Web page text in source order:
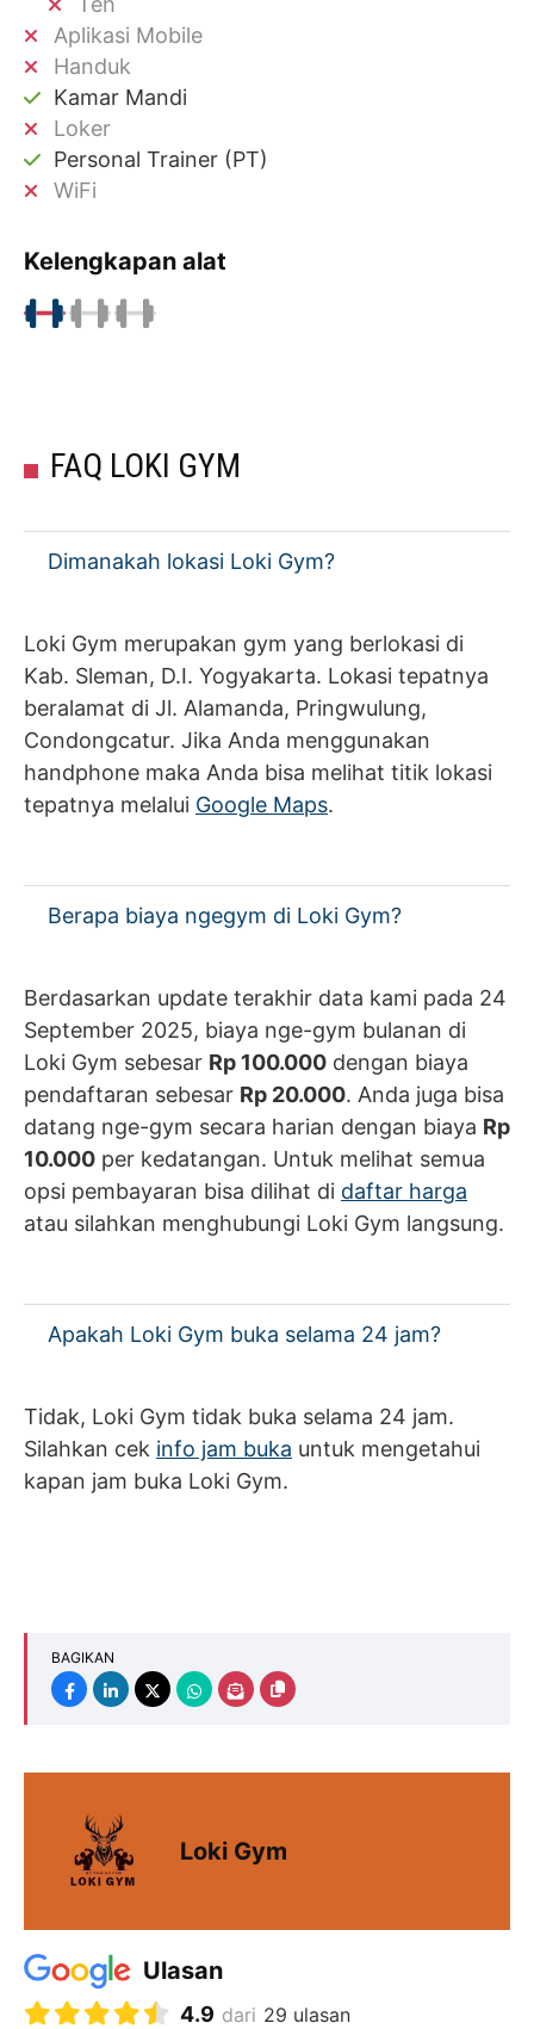
Aplikasi Mobile
Handuk
Kamar Mandi
Loker
Personal Trainer (PT)
WiFi
Kelengkapan alat
FAQ LOKI GYM
Dimanakah lokasi Loki Gym?
Loki Gym merupakan gym yang berlokasi di
Kab. Sleman, D.I. Yogyakarta. Lokasi tepatnya
beralamat di Jl. Alamanda, Pringwulung,
Condongcatur. Jika Anda menggunakan
handphone maka Anda bisa melihat titik lokasi
tepatnya melalui Google Maps.
Berapa biaya ngegym di Loki Gym?
Berdasarkan update terakhir data kami pada 24
September 2025, biaya nge-gym bulanan di
Loki Gym sebesar Rp 100.000 dengan biaya
pendaftaran sebesar Rp 20.000. Anda juga bisa
datang nge-gym secara harian dengan biaya Rp
10.000 per kedatangan. Untuk melihat semua
opsi pembayaran bisa dilihat di daftar harga
atau silahkan menghubungi Loki Gym langsung.
Apakah Loki Gym buka selama 24 jam?
Tidak, Loki Gym tidak buka selama 24 jam.
Silahkan cek info jam buka untuk mengetahui
kapan jam buka Loki Gym.
BAGIKAN
Loki Gym
Ulasan
4.9 dari 29 ulasan